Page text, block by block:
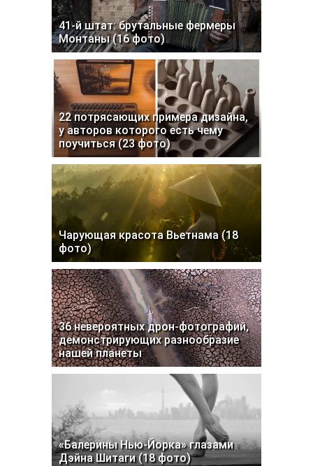
41-й штат: брутальные фермеры
Монтаны (16 фото)
22 потрясающих примера дизайна,
у авторов которого есть чему
поучиться (23 фото)
Чарующая красота Вьетнама (18
фото)
36 невероятных дрон-фотографий,
демонстрирующих разнообразие
нашей планеты
«Балерины Нью-Йорка» глазами
Дэйна Шитаги (18 фото)